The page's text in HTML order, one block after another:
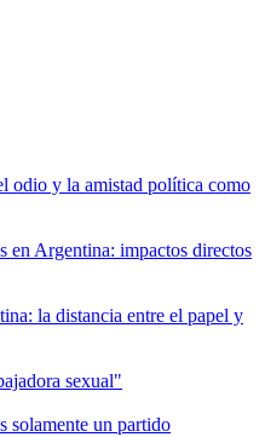
odio y la amistad política como
en Argentina: impactos directos
la distancia entre el papel y
sexual"
solamente un partido